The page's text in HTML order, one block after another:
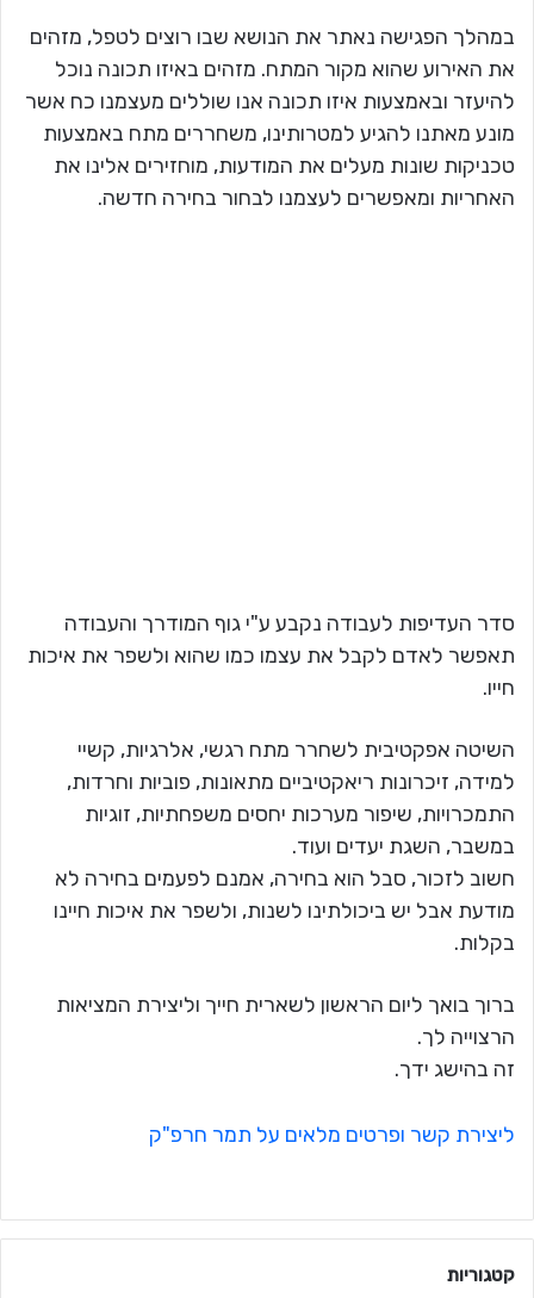
במהלך הפגישה נאתר את הנושא שבו רוצים לטפל, מזהים
את האירוע שהוא מקור המתח. מזהים באיזו תכונה נוכל
להיעזר ובאמצעות איזו תכונה אנו שוללים מעצמנו כח אשר
מונע מאתנו להגיע למטרותינו, משחררים מתח באמצעות
טכניקות שונות מעלים את המודעות, מוחזירים אלינו את
האחריות ומאפשרים לעצמנו לבחור בחירה חדשה.
סדר העדיפות לעבודה נקבע ע"י גוף המודרך והעבודה
תאפשר לאדם לקבל את עצמו כמו שהוא ולשפר את איכות
חייו.
השיטה אפקטיבית לשחרר מתח רגשי, אלרגיות, קשיי
למידה, זיכרונות ריאקטיביים מתאונות, פוביות וחרדות,
התמכרויות, שיפור מערכות יחסים משפחתיות, זוגיות
במשבר, השגת יעדים ועוד.
חשוב לזכור, סבל הוא בחירה, אמנם לפעמים בחירה לא
מודעת אבל יש ביכולתינו לשנות, ולשפר את איכות חיינו
בקלות.
ברוך בואך ליום הראשון לשארית חייך וליצירת המציאות
הרצוייה לך.
זה בהישג ידך.
ליצירת קשר ופרטים מלאים על תמר חרפ"ק
קטגוריות